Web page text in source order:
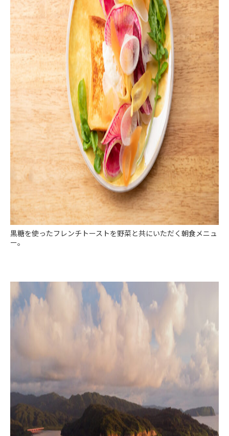
黒糖を使ったフレンチトーストを野菜と共にいただく朝食メニュ
ー。